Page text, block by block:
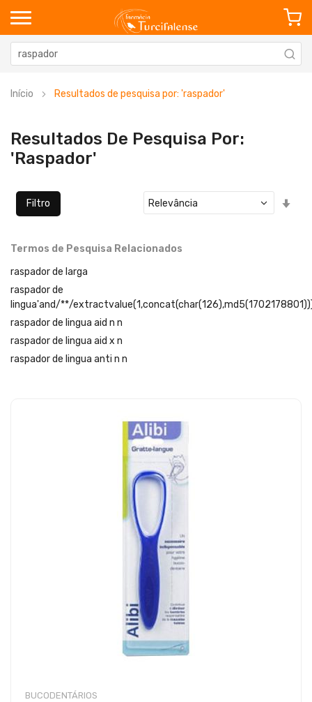
Início Resultados de pesquisa por: 'raspador'
Resultados De Pesquisa Por:
'raspador'
Filtro
Termos de Pesquisa Relacionados
raspador de larga
raspador de
lingua'and/**/
raspador de lingua aid n n
raspador de lingua aid x n
raspador de lingua anti n n
BUCODENTÁRIOS